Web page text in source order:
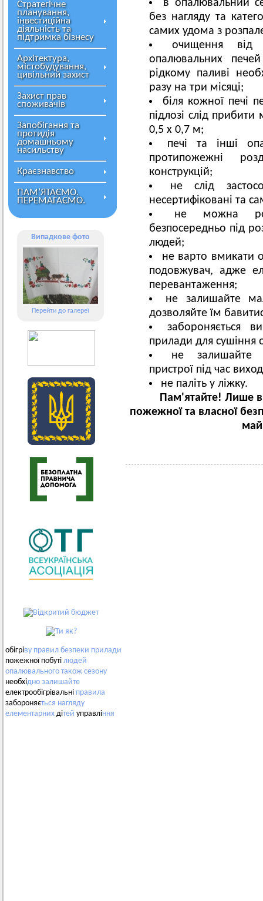
Стратегічне
планування,
інвестиційна
діяльність та
підтримка бізнесу
Архітектура,
містобудування,
цивільний захист
Захист прав
споживачів
Запобігання та
протидія
домашньому
насильству
Краєзнавство
ПАМ’ЯТАЄМО.
ПЕРЕМАГАЄМО.
Випадкове фото
Перейти до галереї
обігріву правил безпеки прилади
пожежної побуті людей
опалювального також сезону
необхідно залишайте
електрообігрівальні правила
забороняється нагляду
елементарних дітей управління
в опалювальний
без нагляду та
самих удома з
очищення від
опалювальних
рідкому паливі
разу на три місяці;
біля кожної печі
підлозі слід
0,5 х 0,7 м;
печі та інші
протипожежні
конструкцій;
не слід
несертифіковані та
не можна
безпосередньо під
людей;
не варто вмикати
подовжувач, адже
перевантаження;
не залишайте
дозволяйте їм
забороняється
прилади для сушіння
не залишайте
пристрої під час
не паліть у ліжку.
Пам'ятайте! Лише
пожежної та власної